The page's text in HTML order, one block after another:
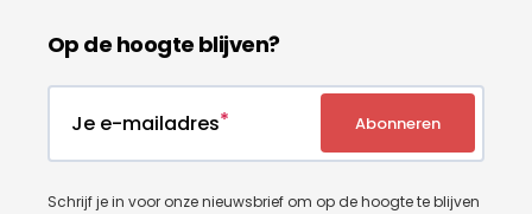
Op de hoogte blijven?
Je e-mailadres Abonneren
Schrijf je in voor onze nieuwsbrief om op de hoogte te blijven